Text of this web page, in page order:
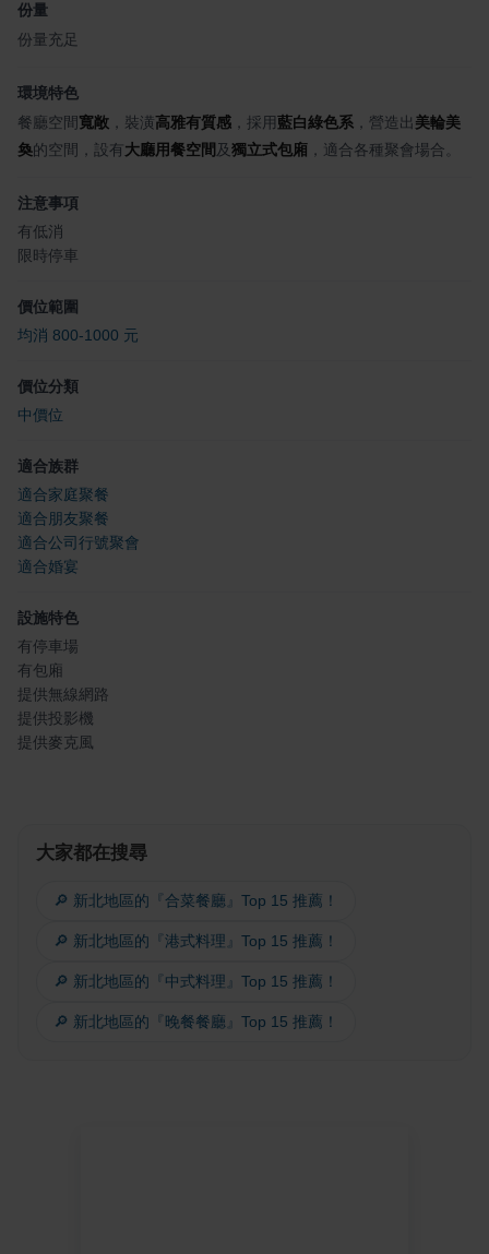
份量
份量充足
環境特色
餐廳空間寬敞 ，裝潢高雅有質感 ，採用藍白綠色系 ，營造出美輪美
奐的空間，設有 大廳用餐空間及獨立式包廂 ，適合各種聚會場合。
注意事項
有低消
限時停車
價位範圍
均消 800-1000 元
價位分類
中價位
適合族群
適合家庭聚餐
適合朋友聚餐
適合公司行號聚會
適合婚宴
設施特色
有停車場
有包廂
提供無線網路
提供投影機
提供麥克風
大家都在搜尋
🔎 新北地區的『合菜餐廳』Top 15 推薦！
🔎 新北地區的『港式料理』Top 15 推薦！
🔎 新北地區的『中式料理』Top 15 推薦！
🔎 新北地區的『晚餐餐廳』Top 15 推薦！